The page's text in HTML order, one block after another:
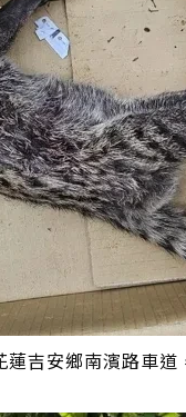
吉安鄉南濱路車